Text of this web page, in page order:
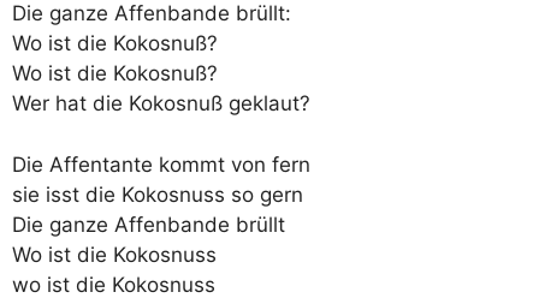
Die ganze Affenbande brüllt:
Wo ist die Kokosnuß?
Wo ist die Kokosnuß?
Wer hat die Kokosnuß geklaut?
Die Affentante kommt von fern
sie isst die Kokosnuss so gern
Die ganze Affenbande brüllt
Wo ist die Kokosnuss
wo ist die Kokosnuss